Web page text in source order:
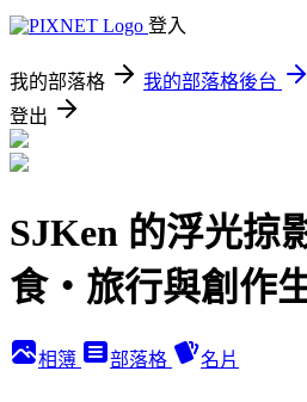
登入
我的部落格 我的部落格後台
登出
SJKen 的浮光掠
食‧旅行與創作
相簿 部落格 名片